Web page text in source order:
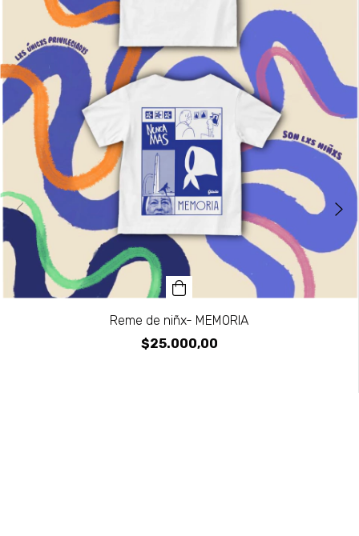
Reme de niñx- MEMORIA
$25.000,00